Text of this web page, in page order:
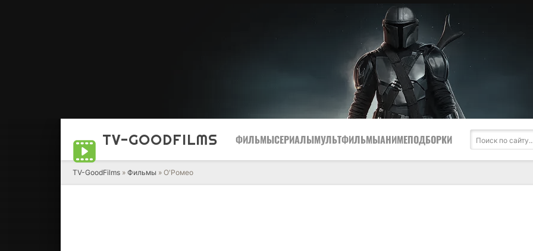
TV-GOODFILMS ФИЛЬМЫСЕРИАЛЫМУЛЬТФИЛЬМЫАНИМЕПОДБОРКИ
TV-GoodFilms » Фильмы » О'Ромео